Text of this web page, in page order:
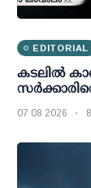
EDITORIAL
കടലിൽ
07 08 2026